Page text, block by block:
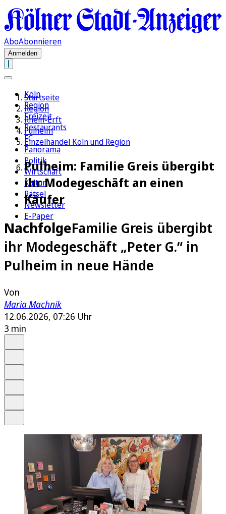
AboAbonnieren
Anmelden
Köln
Region
Freizeit
Restaurants
FC
Panorama
Politik
Wirtschaft
Kultur
Rätsel
Newsletter
E-Paper
Startseite
Region
Rhein-Erft
Pulheim
Einzelhandel Köln und Region
Pulheim: Familie Greis übergibt
ihr Modegeschäft an einen
Käufer
NachfolgeFamilie Greis übergibt
ihr Modegeschäft „Peter G.“ in
Pulheim in neue Hände
Von
Maria Machnik
12.06.2026, 07:26 Uhr
3 min